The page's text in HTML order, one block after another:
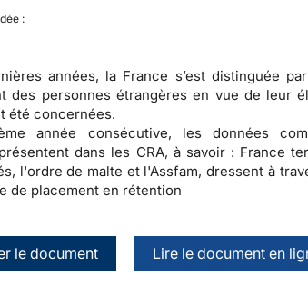
:
années, la France s’est distinguée
des personnes étrangères en vue de leur
été concernées.
année consécutive, les données
dans les CRA, à savoir : France
l'ordre de malte et l'Assfam, dressent à
de placement en rétention
le document Lire le document en